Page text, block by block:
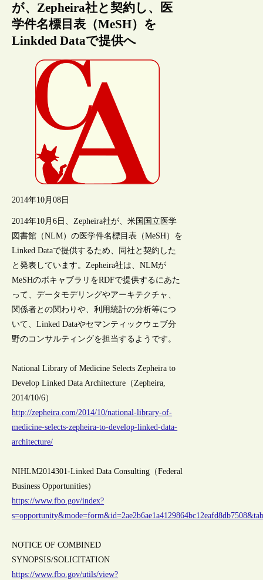
が、Zepheira社と契約し、医
学件名標目表（MeSH）を
Linkded Dataで提供へ
2014年10月08日
2014年10月6日、Zepheira社が、米国国立医学
図書館（NLM）の医学件名標目表（MeSH）を
Linked Dataで提供するため、同社と契約した
と発表しています。Zepheira社は、NLMが
MeSHのボキャブラリをRDFで提供するにあた
って、データモデリングやアーキテクチャ、
関係者との関わりや、利用統計の分析等につ
いて、Linked Dataやセマンティックウェブ分
野のコンサルティングを担当するようです。
National Library of Medicine Selects Zepheira to
Develop Linked Data Architecture（Zepheira,
2014/10/6）
http://zepheira.com/2014/10/national-library-of-
medicine-selects-zepheira-to-develop-linked-data-
architecture/
NIHLM2014301-Linked Data Consulting（Federal
Business Opportunities）
https://www.fbo.gov/index?
NOTICE OF COMBINED
SYNOPSIS/SOLICITATION
https://www.fbo.gov/utils/view?